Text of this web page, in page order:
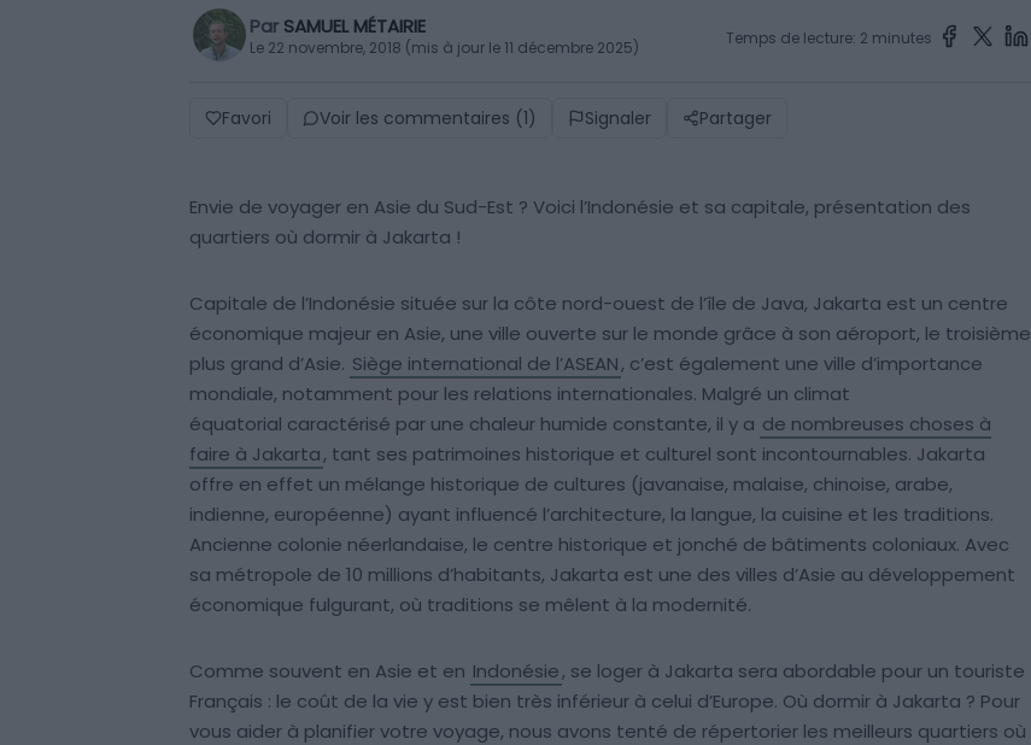
Par SAMUEL MÉTAIRIE
Le 22 novembre, 2018 (mis à jour le 11 décembre 2025) Temps de lecture: 2 minutes
Favori Voir les commentaires (1) Signaler Partager
Envie de voyager en Asie du Sud-Est ? Voici l’Indonésie et sa capitale, présentation des
quartiers où dormir à Jakarta !
Capitale de l’Indonésie située sur la côte nord-ouest de l’île de Java, Jakarta est un centre
économique majeur en Asie, une ville ouverte sur le monde grâce à son aéroport, le troisième
plus grand d’Asie. Siège international de l’ASEAN, c’est également une ville d’importance
mondiale, notamment pour les relations internationales. Malgré un climat
équatorial caractérisé par une chaleur humide constante, il y a de nombreuses choses à
faire à Jakarta, tant ses patrimoines historique et culturel sont incontournables. Jakarta
offre en effet un mélange historique de cultures (javanaise, malaise, chinoise, arabe,
indienne, européenne) ayant influencé l’architecture, la langue, la cuisine et les traditions.
Ancienne colonie néerlandaise, le centre historique et jonché de bâtiments coloniaux. Avec
sa métropole de 10 millions d’habitants, Jakarta est une des villes d’Asie au développement
économique fulgurant, où traditions se mêlent à la modernité.
Comme souvent en Asie et en Indonésie, se loger à Jakarta sera abordable pour un touriste
Français : le coût de la vie y est bien très inférieur à celui d’Europe. Où dormir à Jakarta ? Pour
vous aider à planifier votre voyage, nous avons tenté de répertorier les meilleurs quartiers où